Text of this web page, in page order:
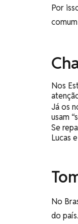
Por
Nos
Já os
usam
Se
Lucas
No
do